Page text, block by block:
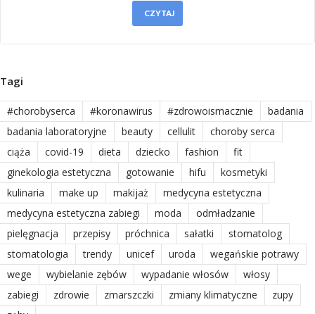
CZYTAJ
Tagi
#chorobyserca #koronawirus #zdrowoismacznie
badania
badania laboratoryjne
beauty cellulit
choroby serca
ciąża
covid-19 dieta dziecko fashion
fit
ginekologia estetyczna
gotowanie hifu
kosmetyki
kulinaria
make up makijaż
medycyna estetyczna
medycyna estetyczna zabiegi
moda
odmładzanie
pielęgnacja
przepisy próchnica sałatki
stomatolog
stomatologia
trendy unicef uroda
wegańskie potrawy
wege
wybielanie zębów wypadanie włosów
włosy
zabiegi
zdrowie zmarszczki zmiany klimatyczne
zupy